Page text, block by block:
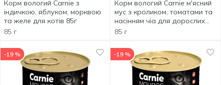
Корм вологий Carnie з
індичкою, яблуком, морквою
та желе для котів 85г
85 г
Корм вологий Carnie м'ясний
мус з кроликом, томатами та
насінням чіа для дорослих
котів 85г
85 г
-19 % -19 %